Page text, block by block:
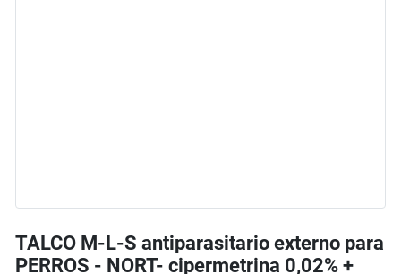
TALCO M-L-S antiparasitario externo para
PERROS - NORT- cipermetrina 0,02% +